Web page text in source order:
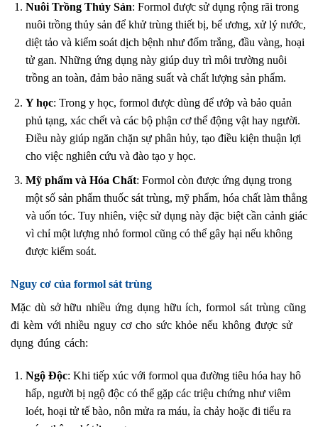
Nuôi Trồng Thủy Sản: Formol được sử dụng rộng rãi trong
nuôi trồng thủy sản để khử trùng thiết bị, bể ương, xử lý nước,
diệt tảo và kiểm soát dịch bệnh như đốm trắng, đầu vàng, hoại
tử gan. Những ứng dụng này giúp duy trì môi trường nuôi
trồng an toàn, đảm bảo năng suất và chất lượng sản phẩm.
Y học: Trong y học, formol được dùng để ướp và bảo quản
phủ tạng, xác chết và các bộ phận cơ thể động vật hay người.
Điều này giúp ngăn chặn sự phân hủy, tạo điều kiện thuận lợi
cho việc nghiên cứu và đào tạo y học.
Mỹ phẩm và Hóa Chất: Formol còn được ứng dụng trong
một số sản phẩm thuốc sát trùng, mỹ phẩm, hóa chất làm thẳng
và uốn tóc. Tuy nhiên, việc sử dụng này đặc biệt cần cảnh giác
vì chỉ một lượng nhỏ formol cũng có thể gây hại nếu không
được kiểm soát.
Nguy cơ của formol sát trùng
Mặc dù sở hữu nhiều ứng dụng hữu ích, formol sát trùng cũng
đi kèm với nhiều nguy cơ cho sức khỏe nếu không được sử
dụng đúng cách:
Ngộ Độc: Khi tiếp xúc với formol qua đường tiêu hóa hay hô
hấp, người bị ngộ độc có thể gặp các triệu chứng như viêm
loét, hoại tử tế bào, nôn mửa ra máu, ỉa chảy hoặc đi tiểu ra